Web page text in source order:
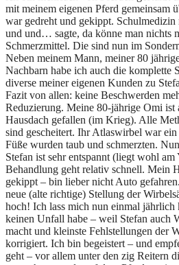
mit meinem eigenen Pferd gemeinsam
war gedreht und gekippt.
und und… sagte, da könne man nichts
Schmerzmittel. Die sind nun im
Neben meinem Mann, meiner 80
Nachbarn habe ich auch die komplette
diverse meiner eigenen Kunden zu
Fazit von allen: keine Beschwerden
Reduzierung. Meine 80-jährige Omi
Hausdach gefallen (im Krieg). Alle
sind gescheitert. Ihr Atlaswirbel war
Füße wurden taub und schmerzten.
Stefan ist sehr entspannt (liegt wohl
Behandlung geht relativ schnell. Mein
gekippt – bin lieber nicht Auto
neue (alte richtige) Stellung der
hoch! Ich lass mich nun einmal
keinen Unfall habe – weil Stefan auch
macht und kleinste Fehlstellungen der
korrigiert. Ich bin begeistert – und
geht – vor allem unter den zig Reitern